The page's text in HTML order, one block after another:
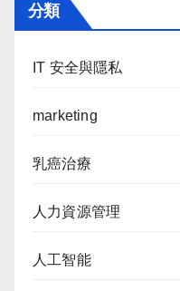
分類
IT 安全與隱私
marketing
乳癌治療
人力資源管理
人工智能